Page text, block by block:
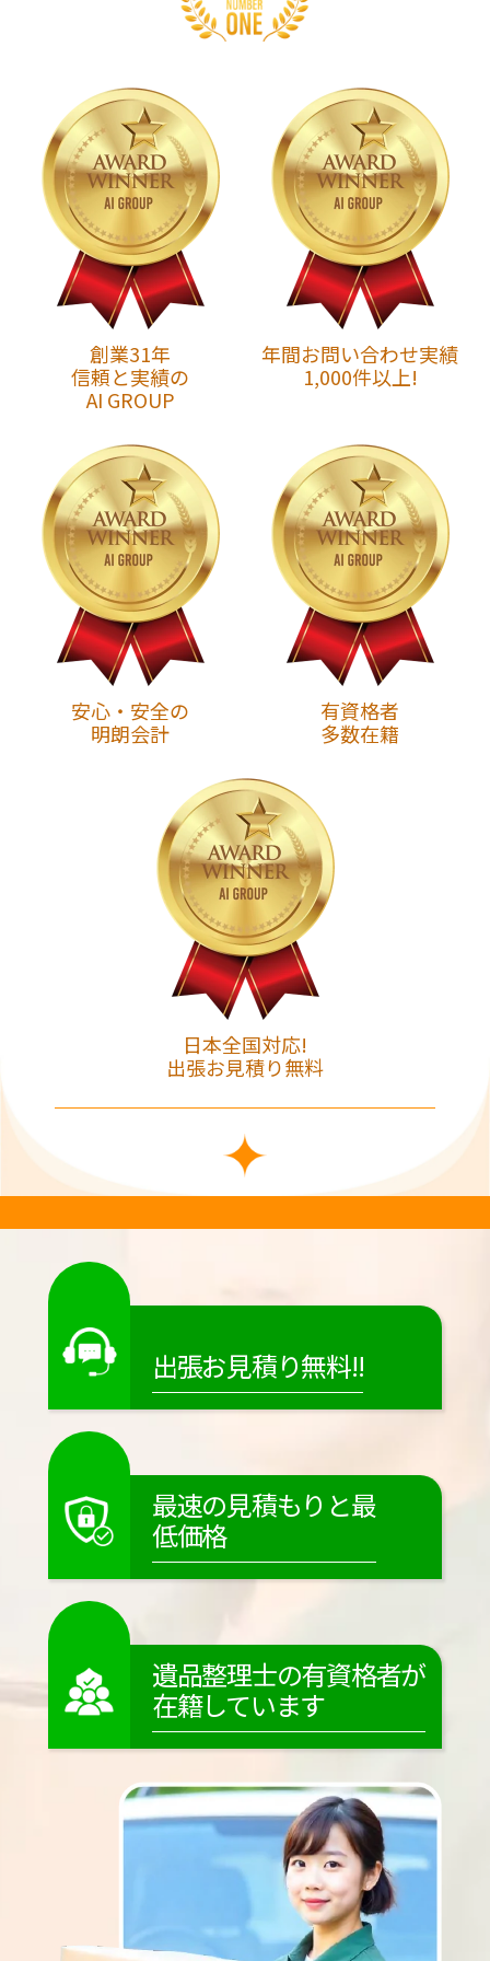
創業31年
信頼と実績の
AI GROUP
年間お問い合わせ実績
1,000件以上!
安心・安全の
明朗会計
有資格者
多数在籍
日本全国対応!
出張お見積り無料
出張お見積り無料!!
最速の見積もりと最
低価格
遺品整理士の有資格者が
在籍しています